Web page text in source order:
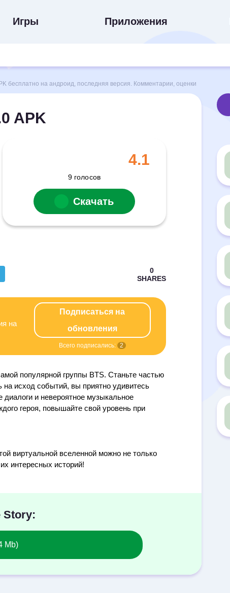
Игры Приложения
бесплатно на андроид, последняя версия. Комментарии, оценки
APK
4.1
9 голосов
Скачать
на
Подписаться на
обновления
Всего подписались: 2
популярной группы BTS. Станьте частью
исход событий, вы приятно удивитесь
и невероятное музыкальное
героя, повышайте свой уровень при
виртуальной вселенной можно не только
интересных историй!
Story:
Mb)